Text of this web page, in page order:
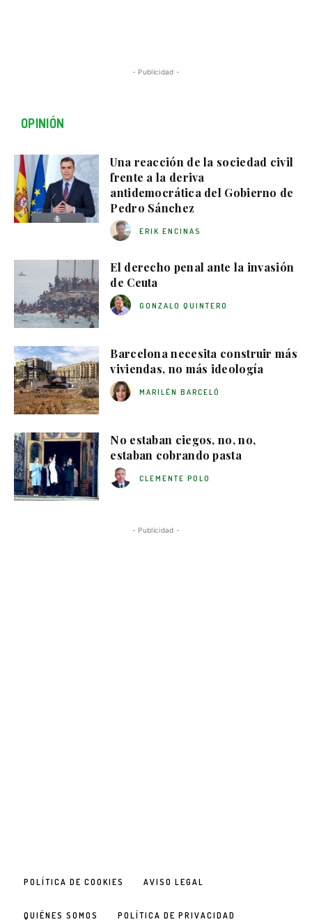
- Publicidad -
OPINIÓN
Una reacción de la sociedad civil
frente a la deriva
antidemocrática del Gobierno de
Pedro Sánchez
ERIK ENCINAS
El derecho penal ante la invasión
de Ceuta
GONZALO QUINTERO
Barcelona necesita construir más
viviendas, no más ideología
MARILÉN BARCELÓ
No estaban ciegos, no, no,
estaban cobrando pasta
CLEMENTE POLO
- Publicidad -
POLÍTICA DE COOKIES AVISO LEGAL
QUIÉNES SOMOS POLÍTICA DE PRIVACIDAD